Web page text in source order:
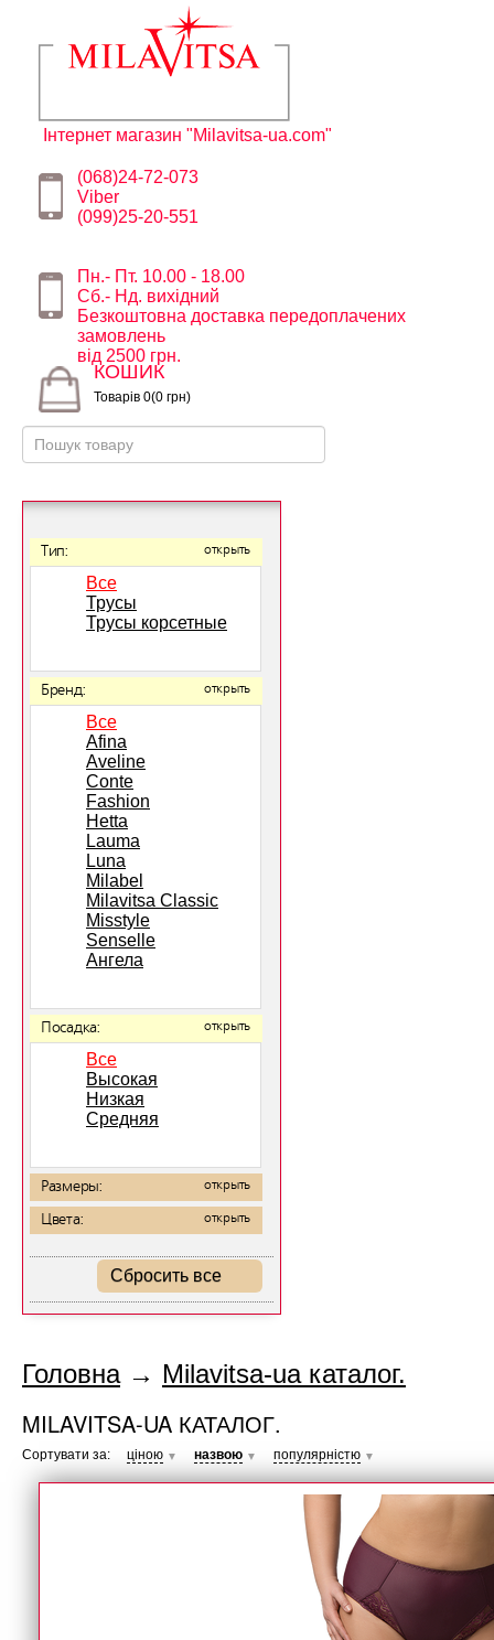
Інтернет магазин "Milavitsa-ua.com"
(068)24-72-073
Viber
(099)25-20-551
Пн.- Пт. 10.00 - 18.00
Сб.- Нд. вихідний
Безкоштовна доставка передоплачених
замовлень
від 2500 грн.
КОШИК
Товарів 0(0 грн)
Тип: открыть
Все
Трусы
Трусы корсетные
Бренд: открыть
Все
Afina
Aveline
Conte
Fashion
Hetta
Lauma
Luna
Milabel
Milavitsa Classic
Misstyle
Senselle
Ангела
Посадка: открыть
Все
Высокая
Низкая
Средняя
Размеры: открыть
Цвета: открыть
Сбросить все
Головна→ Milavitsa-ua каталог.
MILAVITSA-UA КАТАЛОГ.
Сортувати за: ціною ▼ назвою ▼ популярністю ▼